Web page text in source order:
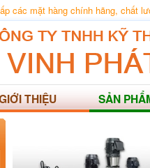
các mặt hàng chính hãng, chất
THIỆU SẢN